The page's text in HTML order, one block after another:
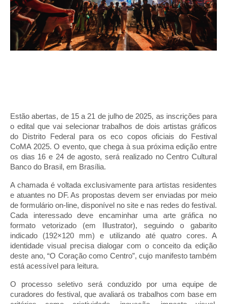
Estão abertas, de 15 a 21 de julho de 2025, as inscrições para
o edital que vai selecionar trabalhos de dois artistas gráficos
do Distrito Federal para os eco copos oficiais do Festival
CoMA 2025. O evento, que chega à sua próxima edição entre
os dias 16 e 24 de agosto, será realizado no Centro Cultural
Banco do Brasil, em Brasília.
A chamada é voltada exclusivamente para artistas residentes
e atuantes no DF. As propostas devem ser enviadas por meio
de formulário on-line, disponível no site e nas redes do festival.
Cada interessado deve encaminhar uma arte gráfica no
formato vetorizado (em Illustrator), seguindo o gabarito
indicado (192×120 mm) e utilizando até quatro cores. A
identidade visual precisa dialogar com o conceito da edição
deste ano, “O Coração como Centro”, cujo manifesto também
está acessível para leitura.
O processo seletivo será conduzido por uma equipe de
curadores do festival, que avaliará os trabalhos com base em